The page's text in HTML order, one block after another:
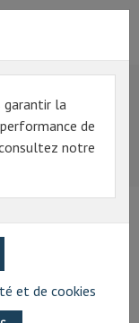
de la remise de
de la
garantir la
de
notre
et de cookies